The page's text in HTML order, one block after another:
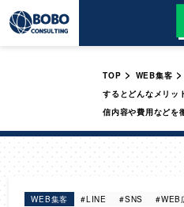
TOP > WEB集客 >
するとどんなメリッ
信内容や費用などを
WEB集客 #LINE #SNS #WEB